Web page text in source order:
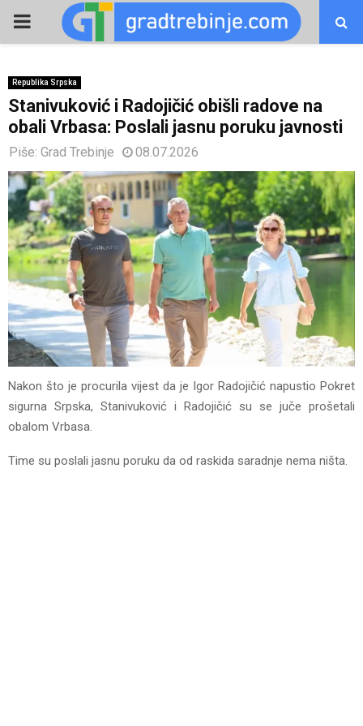
PRIMARY
Republika Srpska
Stanivuković i Radojičić obišli radove na
obali Vrbasa: Poslali jasnu poruku javnosti
Piše: Grad Trebinje 08.07.2026
Nakon što je procurila vijest da je Igor Radojičić napustio Pokret
sigurna Srpska, Stanivuković i Radojičić su se juče prošetali
obalom Vrbasa.
Time su poslali jasnu poruku da od raskida saradnje nema ništa.